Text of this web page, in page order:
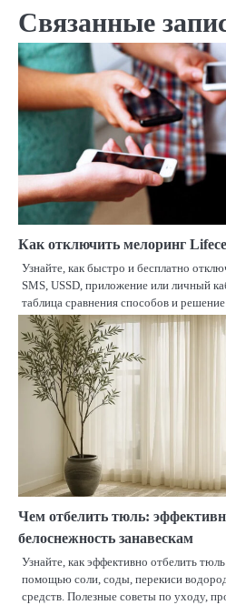
записям
Связанные
Как отключить мелоринг
Узнайте, как быстро и бесплатно
SMS, USSD, приложение или личный
таблица сравнения способов и
Чем отбелить тюль:
белоснежность занавескам
Узнайте, как эффективно отбелить
помощью соли, соды, перекиси
средств. Полезные советы по уходу,